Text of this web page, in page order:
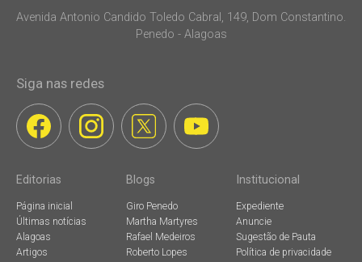
Avenida Antonio Candido Toledo Cabral, 149, Dom Constantino.
Penedo - Alagoas
Siga nas redes
Editorias
Página inicial
Últimas notícias
Alagoas
Artigos
Blogs
Giro Penedo
Martha Martyres
Rafael Medeiros
Roberto Lopes
Institucional
Expediente
Anuncie
Sugestão de Pauta
Política de privacidade